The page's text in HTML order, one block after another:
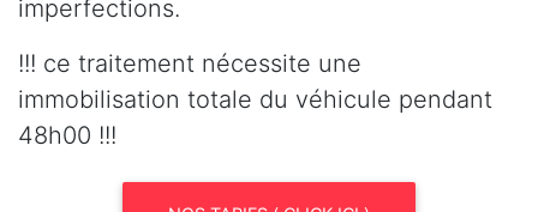
imperfections.
!!! ce traitement nécessite une
immobilisation totale du véhicule pendant
48h00 !!!